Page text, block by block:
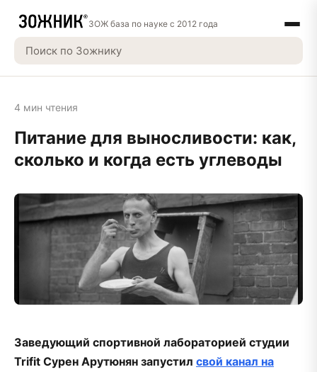
ЗОЖ база по науке с 2012 года
4 мин чтения
Питание для выносливости: как,
сколько и когда есть углеводы
Заведующий спортивной лабораторией студии
Trifit Сурен Арутюнян запустил свой канал на